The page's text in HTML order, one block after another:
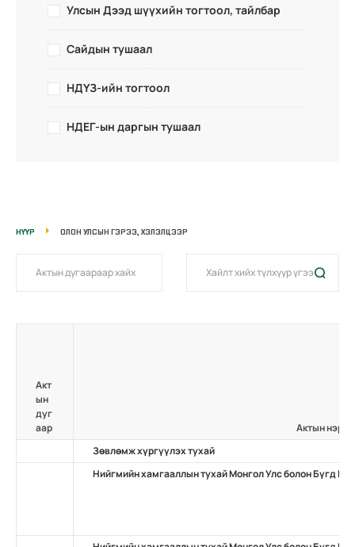
Улсын Дээд шүүхийн тогтоол, тайлбар
Сайдын тушаал
НДҮЗ-ийн тогтоол
НДЕГ-ын даргын тушаал
НҮҮР ОЛОН УЛСЫН ГЭРЭЭ, ХЭЛЭЛЦЭЭР
Акт
ын
дуг
аар
Актын нэр
Зөвлөмж хүргүүлэх тухай
Нийгмийн хамгааллын тухай Монгол Улс болон Бүгд